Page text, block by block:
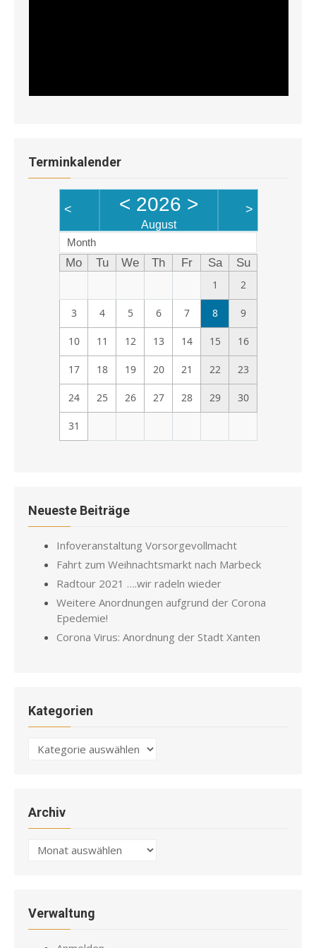
Terminkalender
< < 2026 >
August
>
Month
Mo Tu We Th Fr Sa
Su
1
2
3 4 5 6 7 8 9
10 11 12 13 14 15 16
17 18 19 20 21 22 23
24 25 26 27 28 29 30
31
Neueste Beiträge
Infoveranstaltung Vorsorgevollmacht
Fahrt zum Weihnachtsmarkt nach Marbeck
Radtour 2021 ….wir radeln wieder
Weitere Anordnungen aufgrund der Corona
Epedemie!
Corona Virus: Anordnung der Stadt Xanten
Kategorien
Kategorien
Archiv
Archiv
Verwaltung